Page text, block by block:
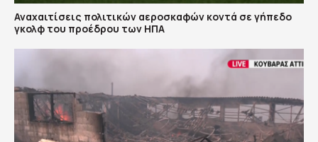
Αναχαιτίσεις πολιτικών αεροσκαφών κοντά σε γήπεδο
γκολφ του προέδρου των ΗΠΑ